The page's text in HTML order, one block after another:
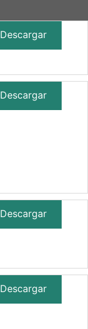
Descargar
Descargar
Descargar
Descargar